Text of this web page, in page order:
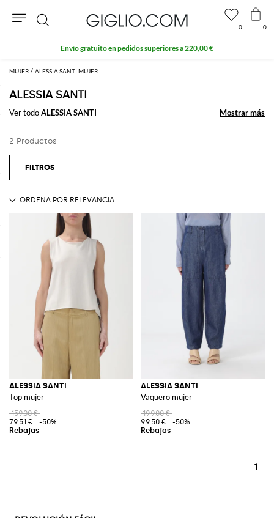
MUJER ALESSIA SANTI MUJER
ALESSIA SANTI
Ver todoALESSIA SANTI Mostrar más
Mostrar más
2 Productos
ALESSIA SANTI
Top mujer
159,00 €
79,51 €
-50%
ALESSIA SANTI
Vaquero mujer
199,00 €
99,50 €
-50%
1
0 0
Buscar
Envío gratuito en pedidos superiores a 220,00 €